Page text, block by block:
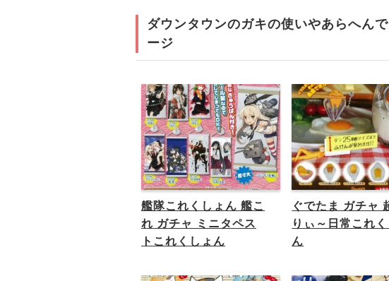
ダウンタウンのガキの使いやあらへん
ージ
艦隊これくしょん 艦こ
れ ガチャ ミニタペス
トこれくしょん
ぐでたま ガチャ
りぃ～日常これく
ん